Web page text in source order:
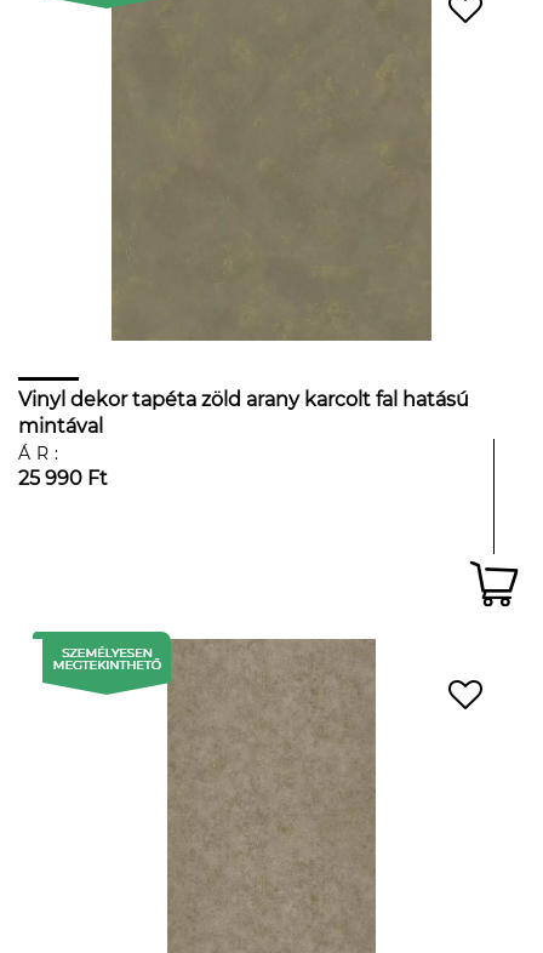
Vinyl dekor tapéta zöld arany karcolt fal hatású
mintával
ÁR:
25 990 Ft